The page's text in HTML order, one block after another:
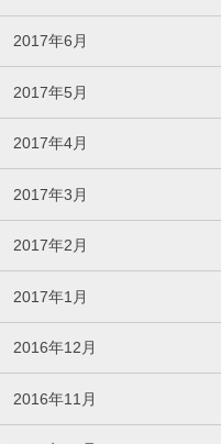
2017年6月
2017年5月
2017年4月
2017年3月
2017年2月
2017年1月
2016年12月
2016年11月